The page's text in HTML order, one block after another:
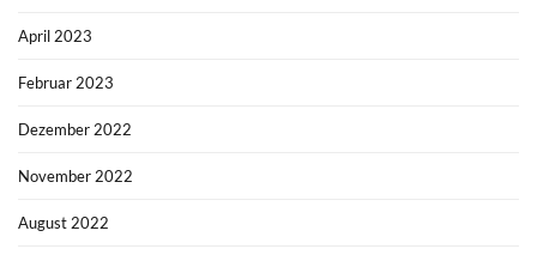
April 2023
Februar 2023
Dezember 2022
November 2022
August 2022